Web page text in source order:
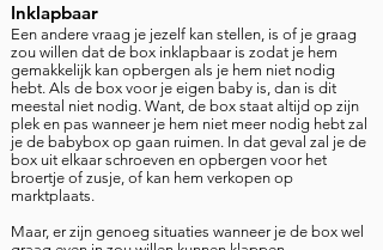
Inklapbaar
Een andere vraag je jezelf kan stellen, is of je graag
zou willen dat de box inklapbaar is zodat je hem
gemakkelijk kan opbergen als je hem niet nodig
hebt. Als de box voor je eigen baby is, dan is dit
meestal niet nodig. Want, de box staat altijd op zijn
plek en pas wanneer je hem niet meer nodig hebt zal
je de babybox op gaan ruimen. In dat geval zal je de
box uit elkaar schroeven en opbergen voor het
broertje of zusje, of kan hem verkopen op
marktplaats.
Maar, er zijn genoeg situaties wanneer je de box wel